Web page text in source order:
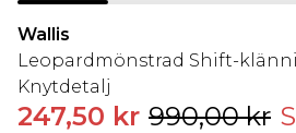
Wallis
Leopardmönstrad Shift-
Knytdetalj
247,50 kr 990,00 kr